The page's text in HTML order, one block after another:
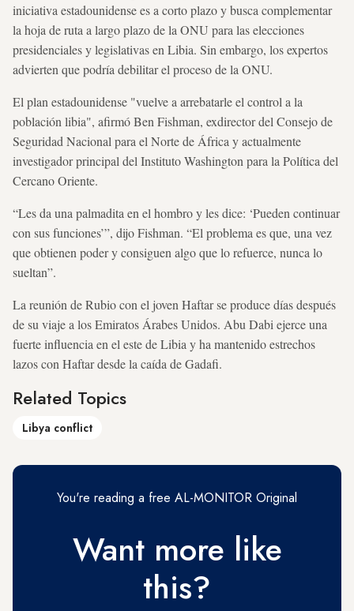
iniciativa estadounidense es a corto plazo y busca complementar
la hoja de ruta a largo plazo de la ONU para las elecciones
presidenciales y legislativas en Libia. Sin embargo, los expertos
advierten que podría debilitar el proceso de la ONU.
El plan estadounidense "vuelve a arrebatarle el control a la
población libia", afirmó Ben Fishman, exdirector del Consejo de
Seguridad Nacional para el Norte de África y actualmente
investigador principal del Instituto Washington para la Política del
Cercano Oriente.
“Les da una palmadita en el hombro y les dice: ‘Pueden continuar
con sus funciones’”, dijo Fishman. “El problema es que, una vez
que obtienen poder y consiguen algo que lo refuerce, nunca lo
sueltan”.
La reunión de Rubio con el joven Haftar se produce días después
de su viaje a los Emiratos Árabes Unidos. Abu Dabi ejerce una
fuerte influencia en el este de Libia y ha mantenido estrechos
lazos con Haftar desde la caída de Gadafi.
Related Topics
Libya conflict
You're reading a free AL-MONITOR Original
Want more like
this?